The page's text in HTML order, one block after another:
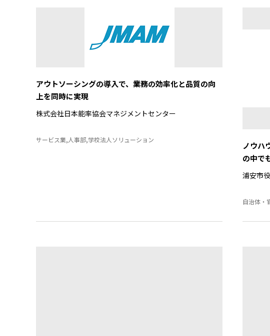
アウトソーシングの導入で、業務の効率化と品質の向
上を同時に実現
株式会社日本能率協会マネジメントセンター
サービス業,人事部,学校法人ソリューション
ノウハ
の中で
浦安市
自治体・